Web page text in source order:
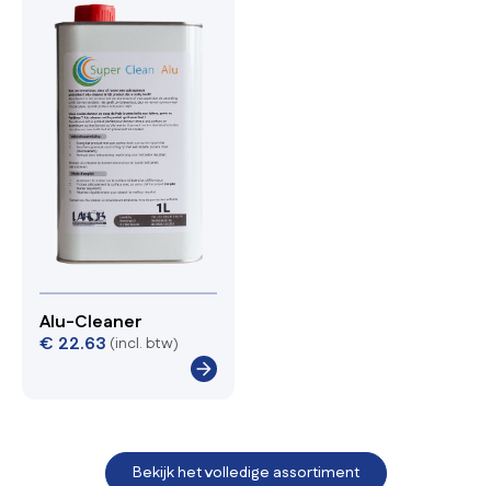
Alu-Cleaner
€ 22.63 (incl. btw)
Bekijk het volledige assortiment